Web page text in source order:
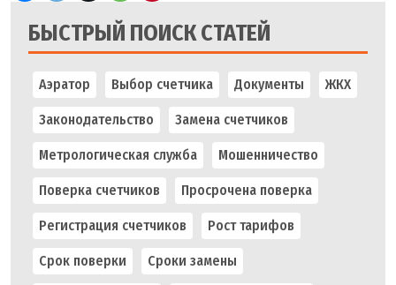
БЫСТРЫЙ ПОИСК СТАТЕЙ
Аэратор Выбор счетчика Документы ЖКХ
Законодательство Замена счетчиков
Метрологическая служба Мошенничество
Поверка счетчиков Просрочена поверка
Регистрация счетчиков Рост тарифов
Срок поверки Сроки замены